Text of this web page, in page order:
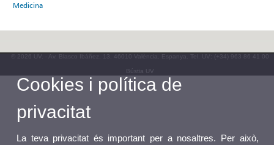
Medicina
© 2026 UV. - Av. Blasco Ibáñez, 13. 46010 València. Espanya. Tel. UV: (+34) 963 86 41 00
Bústia UV
Cookies i política de
privacitat
La teva privacitat és important per a nosaltres. Per això,